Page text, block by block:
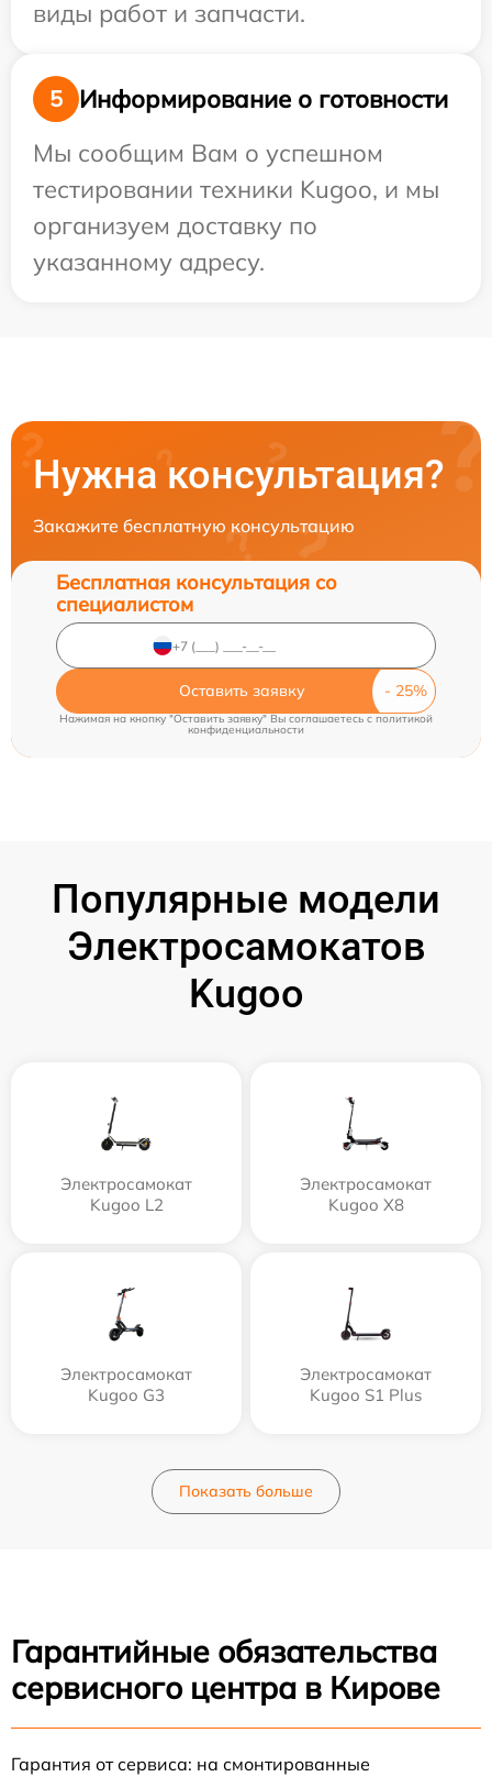
виды работ и запчасти.
5
Информирование о готовности
Мы сообщим Вам о успешном
тестировании техники Kugoo, и мы
организуем доставку по
указанному адресу.
Нужна консультация?
Закажите бесплатную консультацию
Бесплатная консультация со
специалистом
Оставить заявку
Нажимая на кнопку "Оставить заявку" Вы соглашаетесь c политикой
конфиденциальности
Популярные модели
Электросамокатов
Kugoo
Электросамокат
Kugoo L2
Электросамокат
Kugoo X8
Электросамокат
Kugoo G3
Электросамокат
Kugoo S1 Plus
Показать больше
Гарантийные обязательства
сервисного центра в Кирове
Гарантия от сервиса: на смонтированные